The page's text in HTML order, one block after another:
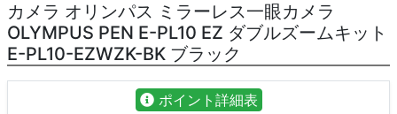
カメラ オリンパス ミラーレス一眼カメラ
OLYMPUS PEN E-PL10 EZ ダブルズームキット
E-PL10-EZWZK-BK ブラック
ポイント詳細表